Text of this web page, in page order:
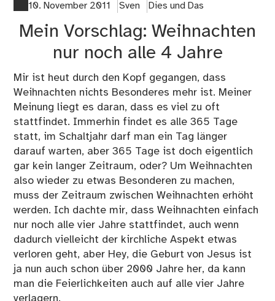
10. November 2011 Sven Dies und Das
Mein Vorschlag: Weihnachten
nur noch alle 4 Jahre
Mir ist heut durch den Kopf gegangen, dass
Weihnachten nichts Besonderes mehr ist. Meiner
Meinung liegt es daran, dass es viel zu oft
stattfindet. Immerhin findet es alle 365 Tage
statt, im Schaltjahr darf man ein Tag länger
darauf warten, aber 365 Tage ist doch eigentlich
gar kein langer Zeitraum, oder? Um Weihnachten
also wieder zu etwas Besonderen zu machen,
muss der Zeitraum zwischen Weihnachten erhöht
werden. Ich dachte mir, dass Weihnachten einfach
nur noch alle vier Jahre stattfindet, auch wenn
dadurch vielleicht der kirchliche Aspekt etwas
verloren geht, aber Hey, die Geburt von Jesus ist
ja nun auch schon über 2000 Jahre her, da kann
man die Feierlichkeiten auch auf alle vier Jahre
verlagern.